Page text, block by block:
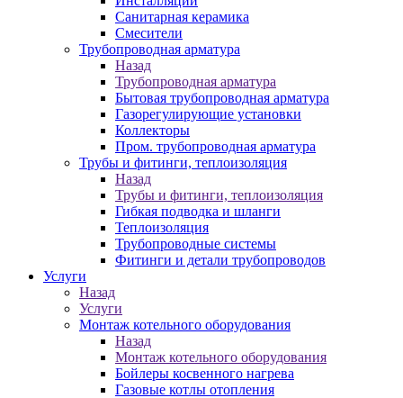
Санитарная керамика
Смесители
Трубопроводная арматура
Назад
Трубопроводная арматура
Бытовая трубопроводная арматура
Газорегулирующие установки
Коллекторы
Пром. трубопроводная арматура
Трубы и фитинги, теплоизоляция
Назад
Трубы и фитинги, теплоизоляция
Гибкая подводка и шланги
Теплоизоляция
Трубопроводные системы
Фитинги и детали трубопроводов
Услуги
Назад
Услуги
Монтаж котельного оборудования
Назад
Монтаж котельного оборудования
Бойлеры косвенного нагрева
Газовые котлы отопления